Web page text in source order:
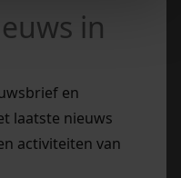
in
en
laatste nieuws
activiteiten van